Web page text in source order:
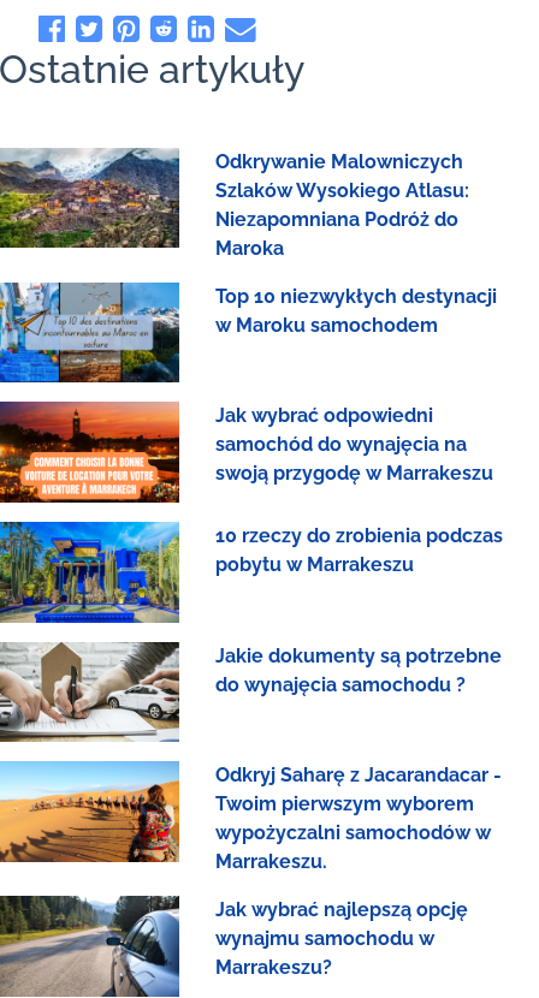
Ostatnie artykuły
Odkrywanie Malowniczych
Szlaków Wysokiego Atlasu:
Niezapomniana Podróż do
Maroka
Top 10 niezwykłych destynacji
w Maroku samochodem
Jak wybrać odpowiedni
samochód do wynajęcia na
swoją przygodę w Marrakeszu
10 rzeczy do zrobienia podczas
pobytu w Marrakeszu
Jakie dokumenty są potrzebne
do wynajęcia samochodu ?
Odkryj Saharę z Jacarandacar -
Twoim pierwszym wyborem
wypożyczalni samochodów w
Marrakeszu.
Jak wybrać najlepszą opcję
wynajmu samochodu w
Marrakeszu?